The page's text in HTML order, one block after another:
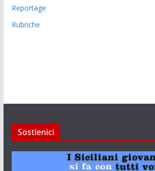
Reportage
Rubriche
Sostienici